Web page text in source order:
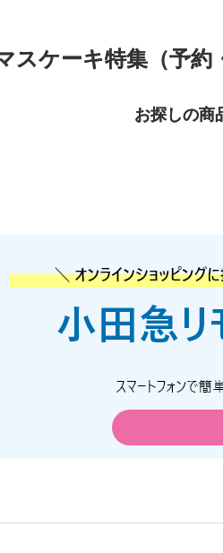
スケーキ特集（予約
お探しの商